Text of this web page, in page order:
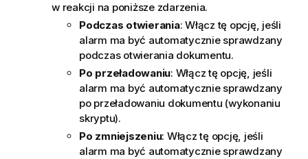
w reakcji na poniższe zdarzenia.
Podczas otwierania: Włącz tę opcję, jeśli
alarm ma być automatycznie sprawdzany
podczas otwierania dokumentu.
Po przeładowaniu: Włącz tę opcję, jeśli
alarm ma być automatycznie sprawdzany
po przeładowaniu dokumentu (wykonaniu
skryptu).
Po zmniejszeniu: Włącz tę opcję, jeśli
alarm ma być automatycznie sprawdzany